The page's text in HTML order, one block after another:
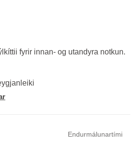
fyrir innan- og utandyra notkun.
Endurmálunartími